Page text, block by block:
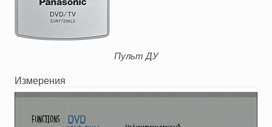
Пульт ДУ
Измерения